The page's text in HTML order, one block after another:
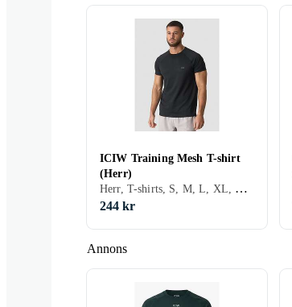
Annons
ICIW Training Mesh T-shirt
(Herr)
Herr, T-shirts, S, M, L, XL, XXL
244 kr